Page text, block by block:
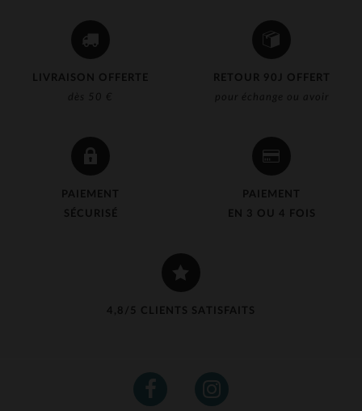
LIVRAISON OFFERTE
dès 50 €
RETOUR 90J OFFERT
pour échange ou avoir
PAIEMENT
SÉCURISÉ
PAIEMENT
EN 3 OU 4 FOIS
4,8/5 CLIENTS SATISFAITS